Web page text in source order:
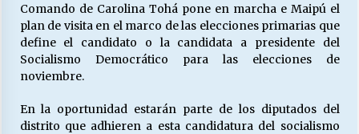
¿Asesores con doble sueldo?
18/04/2026
06/04/2026
Comando de Carolina Tohá pone en marcha e Maipú el
plan de visita en el marco de las elecciones primarias que
define el candidato o la candidata a presidente del
Socialismo Democrático para las elecciones de
noviembre.
En la oportunidad estarán parte de los diputados del
distrito que adhieren a esta candidatura del socialismo